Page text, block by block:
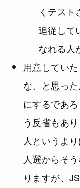
くテスト
追従して
なれる人
用意してい
な、と思っ
にするであ
う反省もあ
人というよ
人選からそ
りますが、